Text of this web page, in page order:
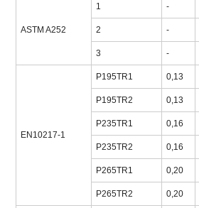
ASTM A252
1 -
2 -
3 -
EN10217-1
P195TR1 0,13
P195TR2 0,13
P235TR1 0,16
P235TR2 0,16
P265TR1 0,20
P265TR2 0,20